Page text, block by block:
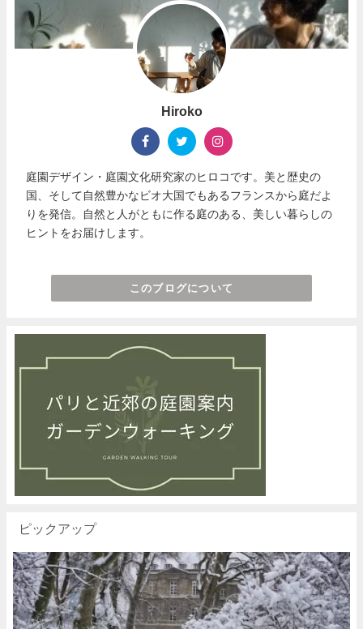
Hiroko
庭園デザイン・庭園文化研究家のヒロコです。美と歴史の
国、そして自然豊かなビオ大国でもあるフランスから庭だよ
りを発信。自然と人がともに作る庭のある、美しい暮らしの
ヒントをお届けします。
このブログについて
ピックアップ